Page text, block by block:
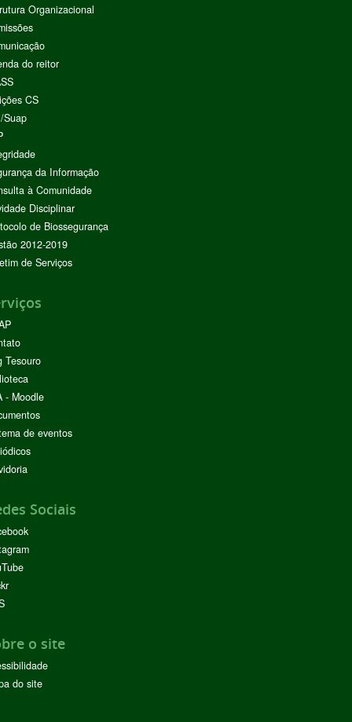
Organizacional
do reitor
CS
Suap
da Informação
à Comunidade
Disciplinar
de Biossegurança
2012-2019
de Serviços
Tesouro
- Moodle
de eventos
Sociais
o site
do site